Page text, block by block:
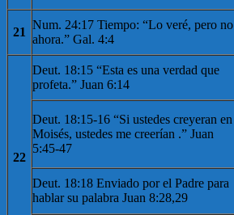
21
Num. 24:17 Tiempo: “Lo veré, pero no
ahora.” Gal. 4:4
22
Deut. 18:15 “Esta es una verdad que
profeta.” Juan 6:14
Deut. 18:15-16 “Si ustedes creyeran en
Moisés, ustedes me creerían .” Juan
5:45-47
Deut. 18:18 Enviado por el Padre para
hablar su palabra Juan 8:28,29